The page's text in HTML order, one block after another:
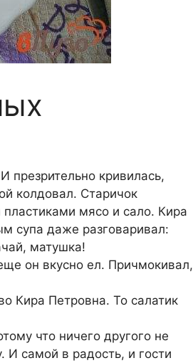
презрительно кривилась,
колдовал. Старичок
мясо и сало. Кира
супа даже разговаривал:
матушка!
он вкусно ел. Причмокивал,
Кира Петровна. То салатик
что ничего другого не
И самой в радость, и гости